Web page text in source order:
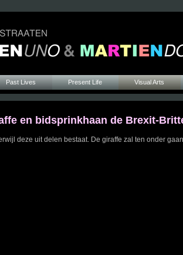
Past Lives Present Life Visual Arts
en bidsprinkhaan de Brexit-
deze uit delen bestaat. De giraffe zal ten onder